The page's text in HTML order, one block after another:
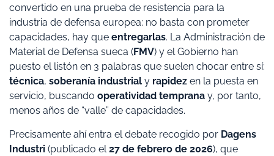
convertido en una prueba de resistencia para la
industria de defensa europea: no basta con prometer
capacidades, hay que entregarlas. La Administración de
Material de Defensa sueca (FMV) y el Gobierno han
puesto el listón en 3 palabras que suelen chocar entre sí:
técnica, soberanía industrial y rapidez en la puesta en
servicio, buscando operatividad temprana y, por tanto,
menos años de “valle” de capacidades.
Precisamente ahí entra el debate recogido por Dagens
Industri (publicado el 27 de febrero de 2026), que